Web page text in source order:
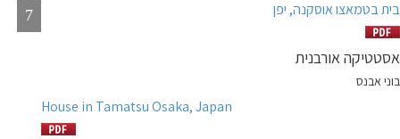
בית בטמאצו אוסקנה, יפן
אסטטיקה אורבנית
בוני אבנס
House in Tamatsu Osaka, Japan
7